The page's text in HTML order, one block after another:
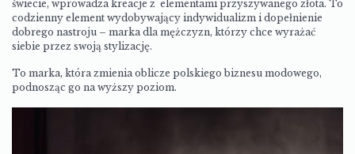
świecie, wprowadza kreacje z elementami przyszywanego złota. To
codzienny element wydobywający indywidualizm i dopełnienie
dobrego nastroju – marka dla mężczyzn, którzy chce wyrażać
siebie przez swoją stylizację.
To marka, która zmienia oblicze polskiego biznesu modowego,
podnosząc go na wyższy poziom.